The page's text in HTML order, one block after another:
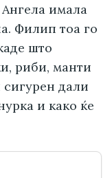
имала
Филип тоа го
што
риби, манти
дали
и како ќе